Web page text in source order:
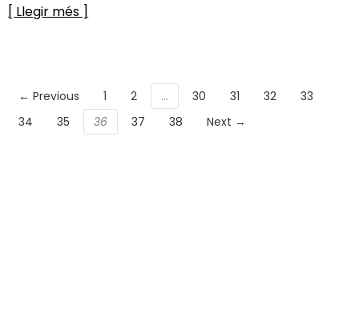
[ Llegir més ]
← Previous 1 2 … 30 31 32
33
34
35 36 37 38 Next →